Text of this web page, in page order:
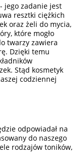
jego zadanie jest
resztki ciężkich
oraz żeli do mycia,
które mogło
twarzy zawiera
Dzięki temu
Stąd kosmetyk
codziennej
odpowiadał na
do naszego
rodzajów toników,